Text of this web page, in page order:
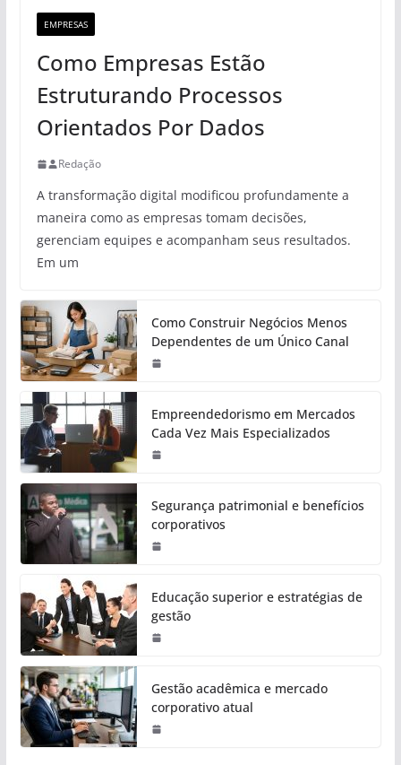
EMPRESAS
Como Empresas Estão
Estruturando Processos
Orientados Por Dados
Redação
A transformação digital modificou profundamente a
maneira como as empresas tomam decisões,
gerenciam equipes e acompanham seus resultados.
Em um
Como Construir Negócios Menos
Dependentes de um Único Canal
Empreendedorismo em Mercados
Cada Vez Mais Especializados
Segurança patrimonial e benefícios
corporativos
Educação superior e estratégias de
gestão
Gestão acadêmica e mercado
corporativo atual